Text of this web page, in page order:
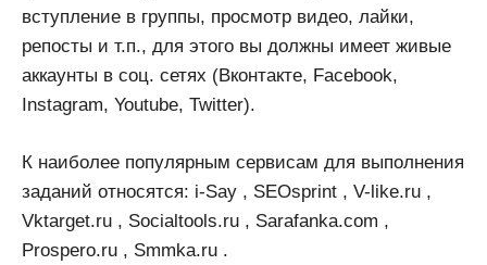
вступление в группы, просмотр видео, лайки,
репосты и т.п., для этого вы должны имеет живые
аккаунты в соц. сетях (Вконтакте, Facebook,
Instagram, Youtube, Twitter).
К наиболее популярным сервисам для выполнения
заданий относятся: i-Say , SEOsprint , V-like.ru ,
Vktarget.ru , Socialtools.ru , Sarafanka.com ,
Prospero.ru , Smmka.ru .